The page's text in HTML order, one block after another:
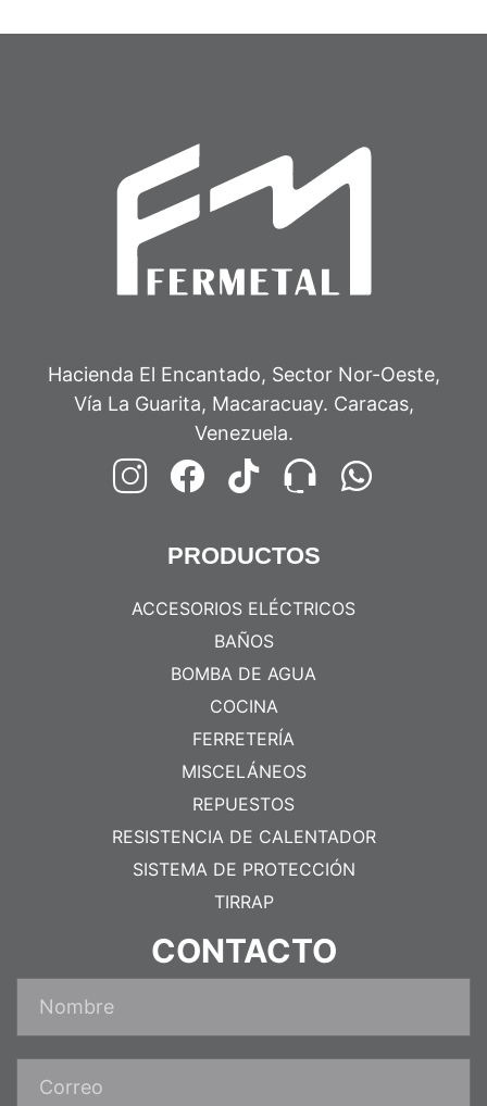
Hacienda El Encantado, Sector Nor-Oeste,
Vía La Guarita, Macaracuay. Caracas,
Venezuela.
PRODUCTOS
ACCESORIOS ELÉCTRICOS
BAÑOS
BOMBA DE AGUA
COCINA
FERRETERÍA
MISCELÁNEOS
REPUESTOS
RESISTENCIA DE CALENTADOR
SISTEMA DE PROTECCIÓN
TIRRAP
CONTACTO